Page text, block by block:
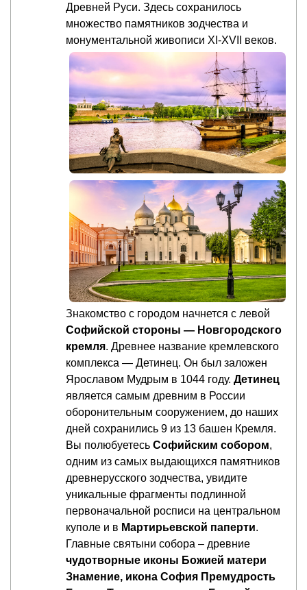
Древней Руси. Здесь сохранилось
множество памятников зодчества и
монументальной живописи XI-XVII веков.
Знакомство с городом начнется с левой
Софийской стороны — Новгородского
кремля. Древнее название кремлевского
комплекса — Детинец. Он был заложен
Ярославом Мудрым в 1044 году. Детинец
является самым древним в России
оборонительным сооружением, до наших
дней сохранились 9 из 13 башен Кремля.
Вы полюбуетесь Софийским собором,
одним из самых выдающихся памятников
древнерусского зодчества, увидите
уникальные фрагменты подлинной
первоначальной росписи на центральном
куполе и в Мартирьевской паперти.
Главные святыни собора – древние
чудотворные иконы Божией матери
Знамение, икона София Премудрость